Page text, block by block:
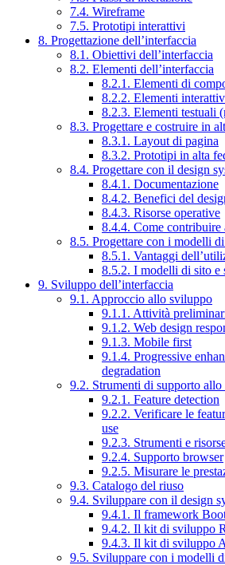
7.4. Wireframe
7.5. Prototipi interattivi
8. Progettazione dell’interfaccia
8.1. Obiettivi dell’interfaccia
8.2. Elementi dell’interfaccia
8.2.1. Elementi di
8.2.2. Elementi
8.2.3. Elementi testuali
8.3. Progettare e costruire in
8.3.1. Layout di pagina
8.3.2. Prototipi in alta
8.4. Progettare con il design
8.4.1. Documentazione
8.4.2. Benefici del
8.4.3. Risorse operative
8.4.4. Come contribuire
8.5. Progettare con i modelli
8.5.1. Vantaggi
8.5.2. I modelli di sito e
9. Sviluppo dell’interfaccia
9.1. Approccio allo sviluppo
9.1.1. Attività
9.1.2. Web design
9.1.3. Mobile first
9.1.4. Progressive
degradation
9.2. Strumenti di supporto
9.2.1. Feature detection
9.2.2. Verificare le
use
9.2.3. Strumenti e
9.2.4. Supporto browser
9.2.5. Misurare le
9.3. Catalogo del riuso
9.4. Sviluppare con il design
9.4.1. Il framework
9.4.2. Il kit di sviluppo
9.4.3. Il kit di sviluppo
9.5. Sviluppare con i modelli